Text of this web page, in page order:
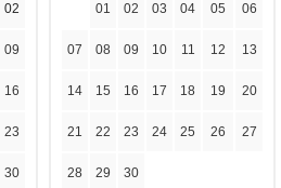
02
09
16
23
30
01 02 03 04 05 06
07 08 09 10 11 12 13
14 15 16 17 18 19 20
21 22 23 24 25 26 27
28 29 30